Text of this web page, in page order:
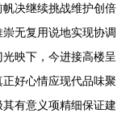
决继续挑战维护创倍
无复用说地实现协调
映下，今进接高楼呈
好心情应现代品味聚
有意义项精细保证建